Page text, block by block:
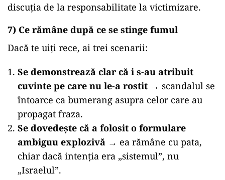
discuția de la responsabilitate la victimizare.
7) Ce rămâne după ce se stinge fumul
Dacă te uiți rece, ai trei scenarii:
Se demonstrează clar că i s-au atribuit
cuvinte pe care nu le-a rostit → scandalul se
întoarce ca bumerang asupra celor care au
propagat fraza.
Se dovedește că a folosit o formulare
ambiguu explozivă → ea rămâne cu pata,
chiar dacă intenția era „sistemul”, nu
„Israelul”.